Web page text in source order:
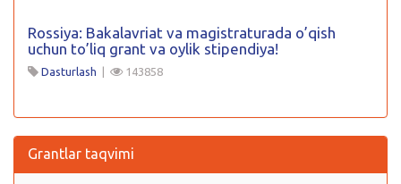
Rossiya: Bakalavriat va magistraturada o’qish
uchun to’liq grant va oylik stipendiya!
Dasturlash 143858
Grantlar taqvimi